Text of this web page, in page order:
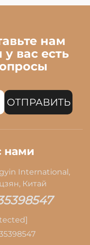
нам
вас есть
ОТПРАВИТЬ
нами
International,
Китай